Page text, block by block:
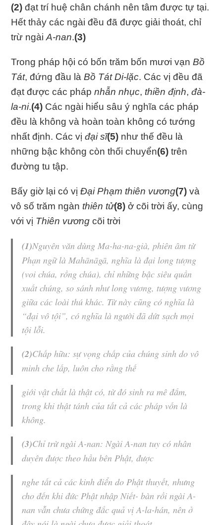
(2)đạt trí huệ chân chánh nên tâm được tự tại.
Hết thảy các ngài đều đã được giải thoát, chỉ
trừ ngàiA-nan.(3)
Trong pháp hội có bốn trăm bốn mươi vạnBồ
Tát, đứng đầu làBồ Tát Di-lặc. Các vị đều đã
đạt được các phápnhẫn nhục, thiền định,đà-
la-ni.(4) Các ngài hiểu sâu ý nghĩa các pháp
đều là không và hoàn toàn không có tướng
nhất định. Các vịđại sĩ(5) như thế đều là
những bậc không còn thối chuyển(6)trên
đường tu tập.
Bấy giờ lại có vịĐại Phạm thiên vương(7)và
vô số trăm ngàn thiên tử(8)ở cõi trời ấy, cùng
với vị Thiên vươngcõi trời
(1)Nguyên văn dùng Ma-ha-na-già, phiên âm từ
Phạn ngữ là Mahānāgā, nghĩa là đại long tượng
(voi chúa, rồng chúa), chỉ những bậc siêu quần
xuất chúng, so sánh như long vương, tượng vương
giữa các loài thú khác. Từ này cũng có nghĩa là
“đại vô tội”, có nghĩa là người đã dứt sạch mọi
tội lỗi.
(2)Chấp hữu: sự vọng chấp của chúng sinh do vô
minh che lấp, luôn cho rằng thế
giới vật chất là thật có, từ đó sinh ra mê đắm,
trong khi thật tánh của tất cả các pháp vốn là
không.
(3)Chỉ trừ ngài A-nan: Ngài A-nan tuy có nhân
duyên được theo hầu bên Phật, được
nghe tất cả các kinh điển do Phật thuyết, nhưng
cho đến khi đức Phật nhập Niết- bàn rồi ngài A-
nan vẫn chưa chứng đắc quả vị A-la-hán, nên ở